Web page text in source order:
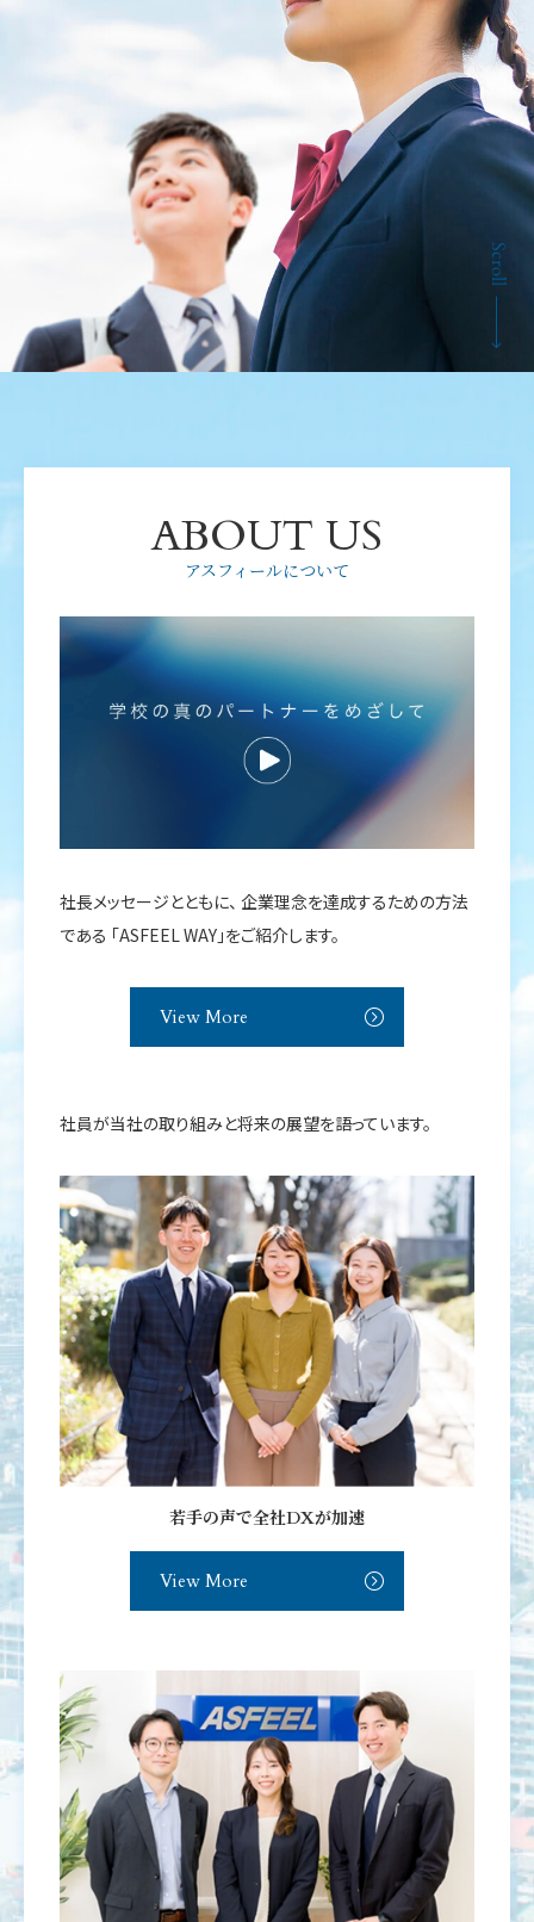
ABOUT US
アスフィールについて
社長メッセージとともに、 企業理念を達成するための方法
である 「ASFEEL WAY」をご紹介します。
View More
社員が当社の取り組みと将来の展望を語っています。
若手の声で全社DXが加速
View More